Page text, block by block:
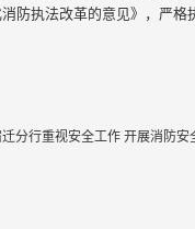
防执法改革的意见》，严
分行重视安全工作 开展消防